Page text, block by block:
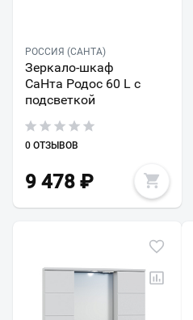
РОССИЯ (САНТА)
Зеркало-шкаф
СаНта Родос 60 L с
подсветкой
0 ОТЗЫВОВ
9 478 ₽